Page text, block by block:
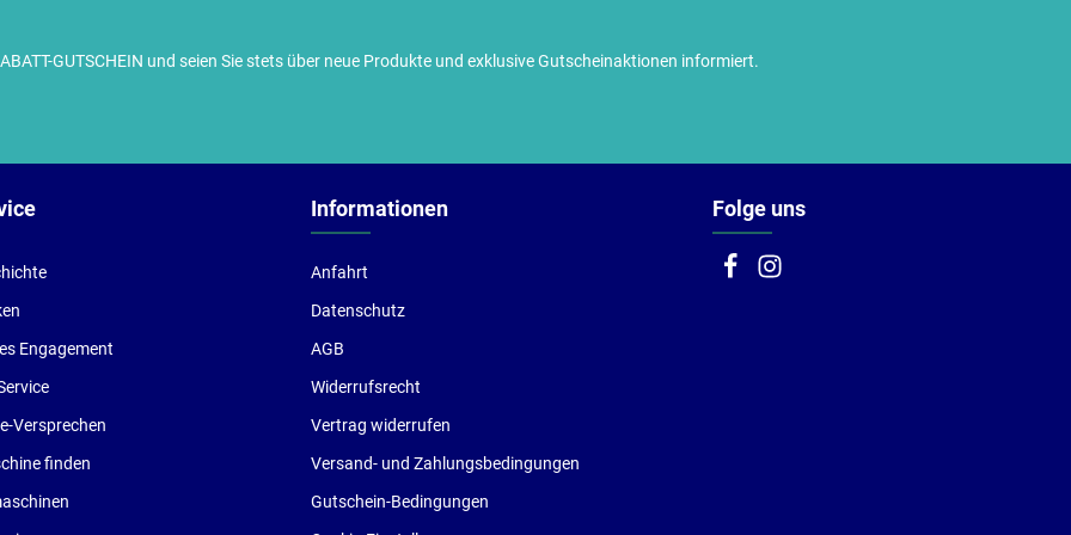
GUTSCHEIN und seien Sie stets über neue Produkte und exklusive Gutscheinaktionen informiert.
Folge uns
Engagement
Versprechen
finden
Informationen
Anfahrt
Datenschutz
AGB
Widerrufsrecht
Vertrag widerrufen
Versand- und Zahlungsbedingungen
Gutschein-Bedingungen